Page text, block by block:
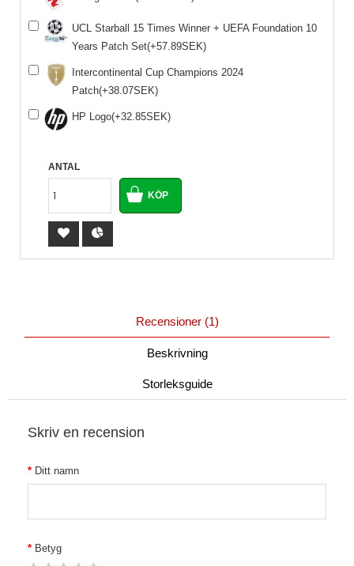
UCL Starball 15 Times Winner + UEFA Foundation 10
Years Patch Set(+57.89SEK)
Intercontinental Cup Champions 2024
Patch(+38.07SEK)
HP Logo(+32.85SEK)
ANTAL
Recensioner (1)
Beskrivning
Storleksguide
Skriv en recension
Ditt namn
Betyg